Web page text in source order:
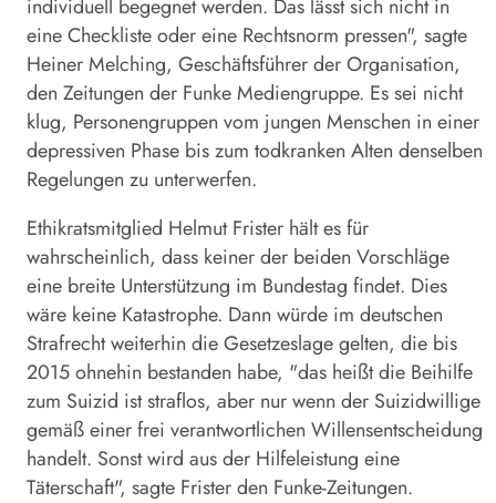
individuell begegnet werden. Das lässt sich nicht in
eine Checkliste oder eine Rechtsnorm pressen", sagte
Heiner Melching, Geschäftsführer der Organisation,
den Zeitungen der Funke Mediengruppe. Es sei nicht
klug, Personengruppen vom jungen Menschen in einer
depressiven Phase bis zum todkranken Alten denselben
Regelungen zu unterwerfen.
Ethikratsmitglied Helmut Frister hält es für
wahrscheinlich, dass keiner der beiden Vorschläge
eine breite Unterstützung im Bundestag findet. Dies
wäre keine Katastrophe. Dann würde im deutschen
Strafrecht weiterhin die Gesetzeslage gelten, die bis
2015 ohnehin bestanden habe, "das heißt die Beihilfe
zum Suizid ist straflos, aber nur wenn der Suizidwillige
gemäß einer frei verantwortlichen Willensentscheidung
handelt. Sonst wird aus der Hilfeleistung eine
Täterschaft", sagte Frister den Funke-Zeitungen.